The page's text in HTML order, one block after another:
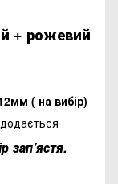
+ рожевий
( на вибір)
зап'ястя.